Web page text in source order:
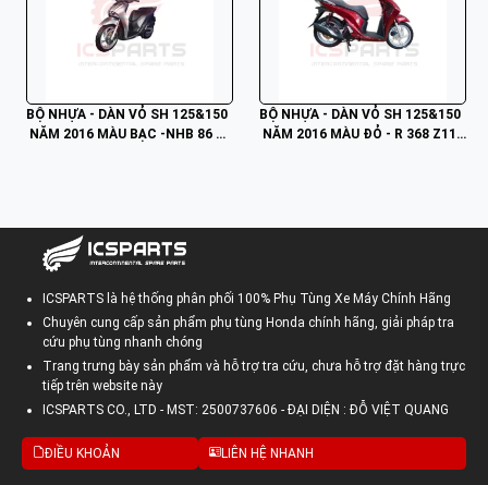
BỘ NHỰA - DÀN VỎ SH 125&150
NĂM 2016 MÀU BẠC -NHB 86 Z1
BỘ NHỰA - DÀN VỎ SH 125&150
NĂM 2016 MÀU ĐỎ - R 368 Z11
ICSPARTS là hệ thống phân phối 100% Phụ Tùng Xe Máy Chính Hãng
Chuyên cung cấp sản phẩm phụ tùng Honda chính hãng, giải pháp tra
cứu phụ tùng nhanh chóng
Trang trưng bày sản phẩm và hỗ trợ tra cứu, chưa hỗ trợ đặt hàng trực
tiếp trên website này
ICSPARTS CO., LTD - MST: 2500737606 - ĐẠI DIỆN : ĐỖ VIỆT QUANG
ĐIỀU KHOẢN LIÊN HỆ NHANH